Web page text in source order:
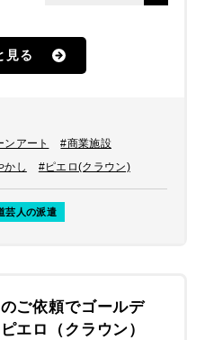
見る
ンアート
#商業施設
かし #ピエロ(クラウン)
芸人の派遣
ご依頼でゴールデ
エロ（クラウン）